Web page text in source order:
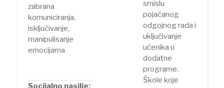
smislu
pojačanog
odgojnog rada i
uključivanje
učenika u
dodatne
programe.
Škole koje
zabrana
komuniciranja,
isključivanje,
manipulisanje
emocijama
Socijalno nasilje: